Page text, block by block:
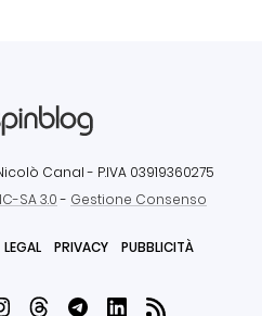
Canal - P.IVA 03919360275
SA 3.0- Gestione Consenso
LEGAL PRIVACY PUBBLICITÀ